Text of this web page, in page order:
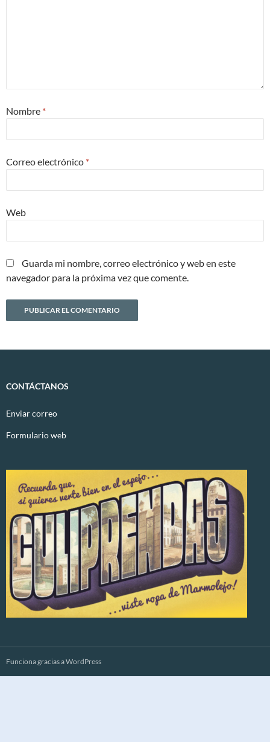
Nombre *
Correo electrónico *
Web
Guarda mi nombre, correo electrónico y web en este
navegador para la próxima vez que comente.
CONTÁCTANOS
Enviar correo
Formulario web
Funciona gracias a WordPress